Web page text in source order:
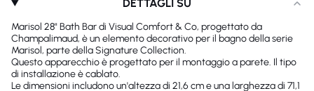
DETTAGLI SU
Marisol 28" Bath Bar di Visual Comfort & Co, progettato da
Champalimaud, è un elemento decorativo per il bagno della serie
Marisol, parte della Signature Collection.
Questo apparecchio è progettato per il montaggio a parete. Il tipo
di installazione è cablato.
Le dimensioni includono un'altezza di 21,6 cm e una larghezza di 71,1